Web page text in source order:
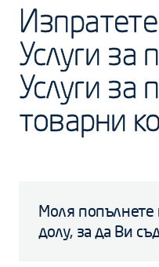
Услуги за
Услуги за
товарни
Моля
долу, за да Ви